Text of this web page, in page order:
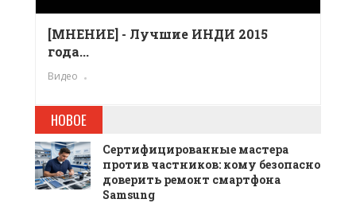
[МНЕНИЕ] - Лучшие ИНДИ 2015
года...
Видео
НОВОЕ
Сертифицированные мастера
против частников: кому безопасно
доверить ремонт смартфона
Samsung